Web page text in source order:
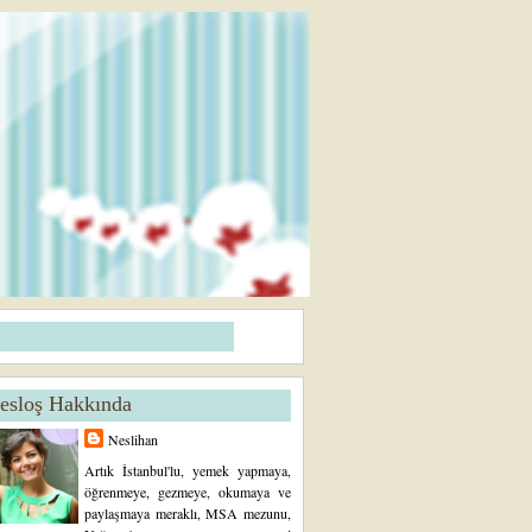
Hakkında
Neslihan
Artık İstanbul'lu, yemek yapmaya,
öğrenmeye, gezmeye, okumaya ve
paylaşmaya meraklı, MSA mezunu,